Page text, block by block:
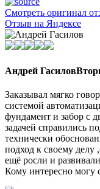
Смотреть оригинал
Отзыв на Яндексе
Андрей Гасилов
Заказывал мягко
системой
фундамент и забор с
задачей справились
технически
подход к своему делу
ещё росли и
Кому интересно могу